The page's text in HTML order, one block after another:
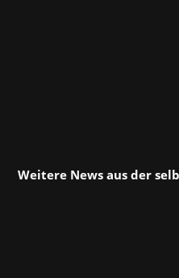
Weitere News aus der